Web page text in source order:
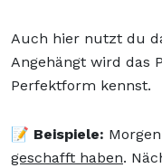
Auch hier nutzt du
Angehängt wird das
Perfektform kennst.
📝 Beispiele: Morgen
geschafft haben.